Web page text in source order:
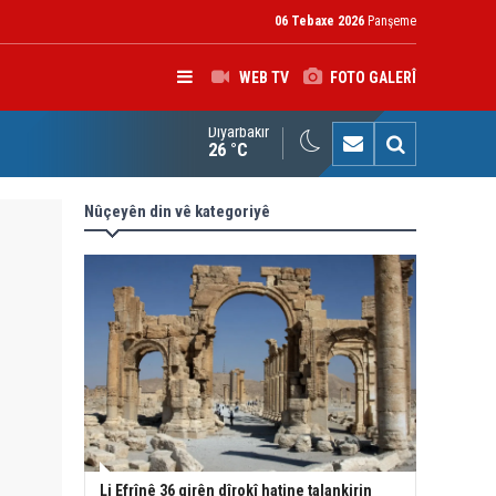
06 Tebaxe 2026 Panşeme
WEB TV FOTO GALERÎ
Almanyayê xatir ji Nêçîrvan Barzanî xwest
Diyarbakır
26 °C
Nûçeyên din vê kategoriyê
Li Efrînê 36 girên dîrokî hatine talankirin